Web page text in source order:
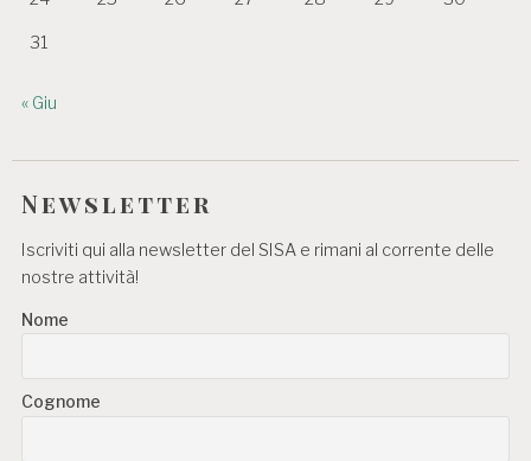
31
« Giu
Newsletter
Iscriviti qui alla newsletter del SISA e rimani al corrente delle
nostre attività!
Nome
Cognome